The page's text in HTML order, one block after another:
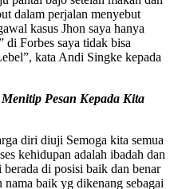
dalam perjalan menyebut
kasus Jhon saya hanya
di Forbes saya tidak bisa
kata Andi Singke kepada
Pesan Kepada Kita
diri diuji Semoga kita semua
kehidupan adalah ibadah dan
di posisi baik dan benar
baik yg dikenang sebagai